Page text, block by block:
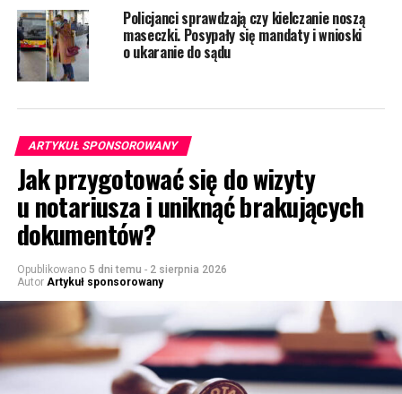
Policjanci sprawdzają czy kielczanie noszą
maseczki. Posypały się mandaty i wnioski
o ukaranie do sądu
ARTYKUŁ SPONSOROWANY
Jak przygotować się do wizyty
u notariusza i uniknąć brakujących
dokumentów?
Opublikowano 5 dni temu - 2 sierpnia 2026
Autor Artykuł sponsorowany